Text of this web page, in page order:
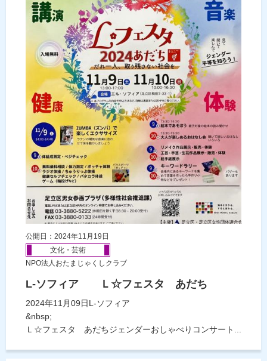
公開日：2024年11月19日
文化・芸術
NPO法人おたまじゃくしクラブ
L-ソフィア Ｌ☆フェスタ あだち
2024年11月09日L-ソフィア
&nbsp;
Ｌ☆フェスタ あだちジェンダーおしゃべりコンサート...